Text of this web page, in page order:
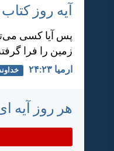
آیه روز
پس آيا كسی
زمين را فرا
ارميا ۲۳:‏۲۴
هر روز آیه